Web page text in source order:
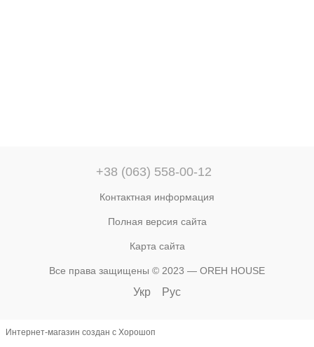
+38 (063) 558-00-12
Контактная информация
Полная версия сайта
Карта сайта
Все права защищены © 2023 — OREH HOUSE
Укр Рус
Интернет-магазин создан с Хорошоп